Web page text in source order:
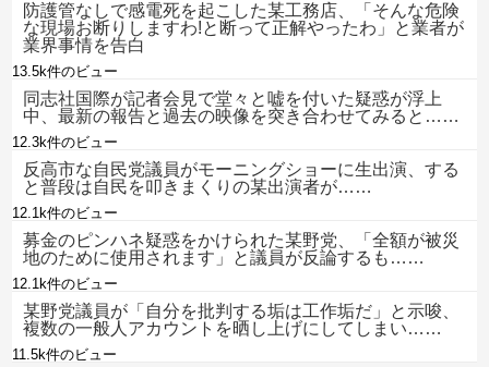
防護管なしで感電死を起こした某工務店、「そんな危険
な現場お断りしますわ!と断って正解やったわ」と業者が
業界事情を告白
13.5k件のビュー
同志社国際が記者会見で堂々と嘘を付いた疑惑が浮上
中、最新の報告と過去の映像を突き合わせてみると……
12.3k件のビュー
反高市な自民党議員がモーニングショーに生出演、する
と普段は自民を叩きまくりの某出演者が……
12.1k件のビュー
募金のピンハネ疑惑をかけられた某野党、「全額が被災
地のために使用されます」と議員が反論するも……
12.1k件のビュー
某野党議員が「自分を批判する垢は工作垢だ」と示唆、
複数の一般人アカウントを晒し上げにしてしまい……
11.5k件のビュー